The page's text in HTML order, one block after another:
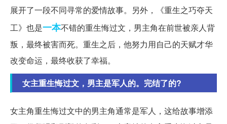
展开了一段不同寻常的爱情故事。另外，《重生之巧夺天
工》也是一本不错的重生悔过文，男主角在前世被亲人背
叛，最终被害而死。重生之后，他努力用自己的天赋才华
改变命运，最终收获了幸福。
女主重生悔过文，男主是军人的。完结了的?
女主角重生悔过文中的男主角通常是军人，这给故事增添